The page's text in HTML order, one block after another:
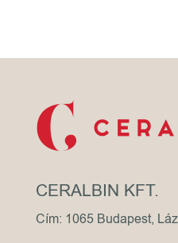
CERALBIN KFT.
Cím: 1065 Budapest,